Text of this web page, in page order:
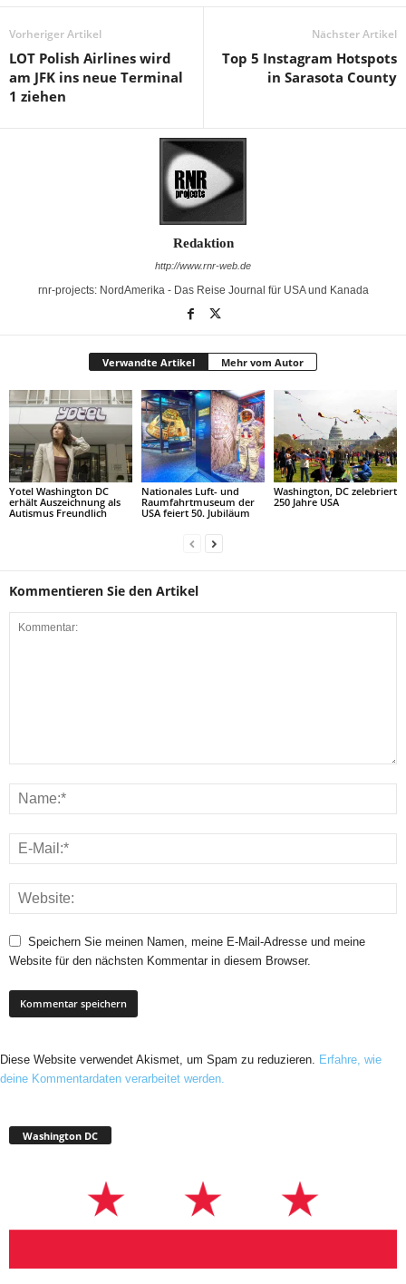
Vorheriger Artikel
LOT Polish Airlines wird
am JFK ins neue Terminal
1 ziehen
Nächster Artikel
Top 5 Instagram Hotspots
in Sarasota County
Redaktion
http://www.rnr-web.de
rnr-projects: NordAmerika - Das Reise Journal für USA und Kanada
Verwandte Artikel Mehr vom Autor
Yotel Washington DC
erhält Auszeichnung als
Autismus Freundlich
Nationales Luft- und
Raum­fahrtmuseum der
USA feiert 50. Jubiläum
Washington, DC zelebriert
250 Jahre USA
Kommentieren Sie den Artikel
Speichern Sie meinen Namen, meine E-Mail-Adresse und meine
Website für den nächsten Kommentar in diesem Browser.
Diese Website verwendet Akismet, um Spam zu reduzieren.
Erfahre, wie
deine Kommentardaten verarbeitet werden.
Washington DC